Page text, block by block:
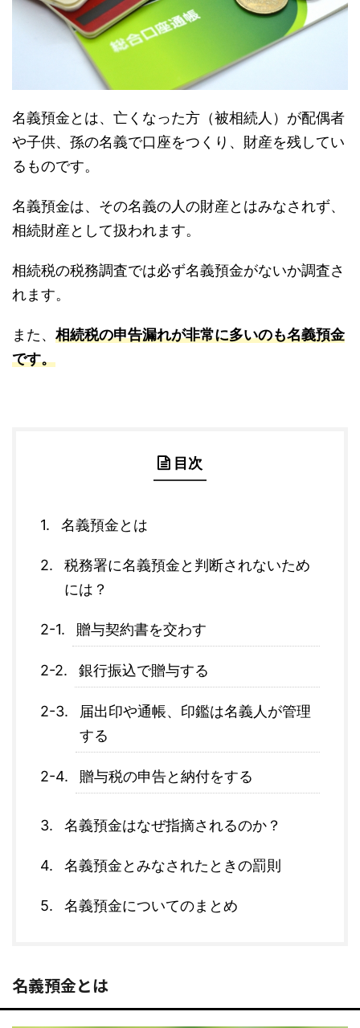
名義預金とは、亡くなった方（被相続人）が配偶者
や子供、孫の名義で口座をつくり、財産を残してい
るものです。
名義預金は、その名義の人の財産とはみなされず、
相続財産として扱われます。
相続税の税務調査では必ず名義預金がないか調査さ
れます。
また、 相続税の申告漏れが非常に多いのも名義預金
です。
目次
名義預金とは
税務署に名義預金と判断されないため
には？
贈与契約書を交わす
銀行振込で贈与する
届出印や通帳、印鑑は名義人が管理
する
贈与税の申告と納付をする
名義預金はなぜ指摘されるのか？
名義預金とみなされたときの罰則
名義預金についてのまとめ
名義預金とは